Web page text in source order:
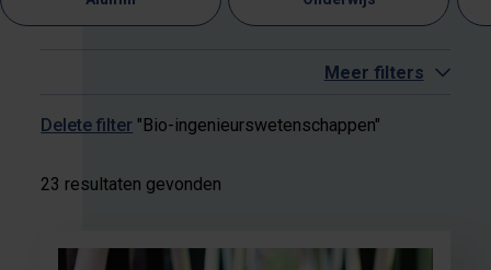
Meer filters
Delete filter "Bio-ingenieurswetenschappen"
23 resultaten gevonden